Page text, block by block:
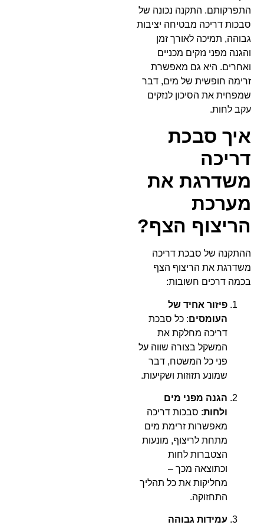
התפרקותם. התקנה נכונה של
סבכות דריכה מבטיחה יציבות
גבוהה, תמיכה לאורך זמן
והגנה מפני נזקים מכניים
ואחרים. היא גם מאפשרת
זרימה חופשית של מים, דבר
שמפחית את הסיכון לנזקים
עקב לחות.
איך סבכת
דריכה
משדרגת את
מערכת
הריצוף הצף?
ההתקנה של סבכת דריכה
משדרגת את הריצוף הצף
בכמה דרכים חשובות:
פיזור אחיד של
העומסים: כל סבכת
דריכה מחלקת את
המשקל בצורה שווה על
פני כל המשטח, דבר
שמונע תזוזות ושקיעות.
הגנה מפני מים
ולחות: סבכות דריכה
מאפשרות זרימת מים
מתחת לריצוף, מונעות
הצטברות לחות
וכתוצאה מכך –
מחליקות את כל תהליך
התחזוקה.
עמידות גבוהה